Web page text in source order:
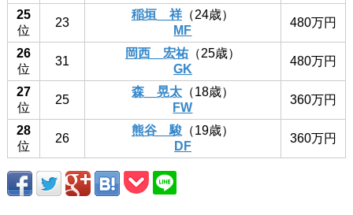
25
位
23
稲垣 祥（24歳）
MF
480万円
26
位
31
岡西 宏祐（25歳）
GK
480万円
27
位
25
森 晃太（18歳）
FW
360万円
28
位
26
熊谷 駿（19歳）
DF
360万円